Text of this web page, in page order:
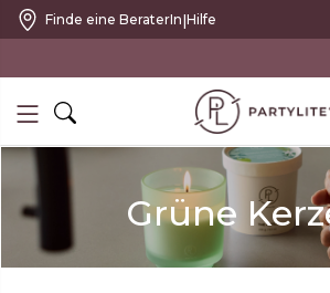
Finde eine BeraterIn|Hilfe
Grüne